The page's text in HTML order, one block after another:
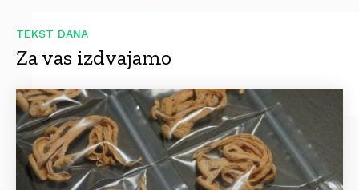
TEKST DANA
Za vas izdvajamo